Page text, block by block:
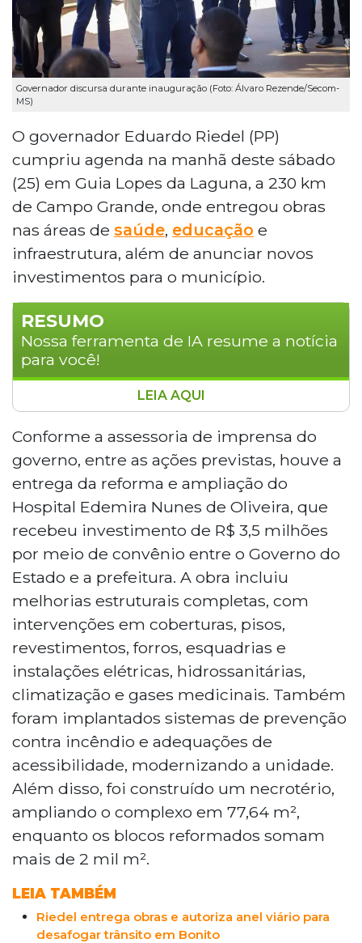
Governador discursa durante inauguração (Foto: Álvaro Rezende/Secom-
MS)
O governador Eduardo Riedel (PP)
cumpriu agenda na manhã deste sábado
(25) em Guia Lopes da Laguna, a 230 km
de Campo Grande, onde entregou obras
nas áreas de saúde, educação e
infraestrutura, além de anunciar novos
investimentos para o município.
RESUMO
Nossa ferramenta de IA resume a notícia
para você!
Governador Eduardo Riedel entregou
obras em Guia Lopes da Laguna neste
sábado, com destaque para a reforma do
Hospital Edemira Nunes de Oliveira, que
recebeu R$ 3,5 milhões em melhorias
estruturais e um necrotério. Foram
também inauguradas uma ponte de
concreto sobre o Rio Feio, por R$ 1,9
milhão, e a ampliação da Escola Estadual
Alziro Lopes, por R$ 2,1 milhões. O
governador anunciou ainda R$ 1,7 milhão
para equipamentos hospitalares.
LEIA AQUI
Conforme a assessoria de imprensa do
governo, entre as ações previstas, houve a
entrega da reforma e ampliação do
Hospital Edemira Nunes de Oliveira, que
recebeu investimento de R$ 3,5 milhões
por meio de convênio entre o Governo do
Estado e a prefeitura. A obra incluiu
melhorias estruturais completas, com
intervenções em coberturas, pisos,
revestimentos, forros, esquadrias e
instalações elétricas, hidrossanitárias,
climatização e gases medicinais. Também
foram implantados sistemas de prevenção
contra incêndio e adequações de
acessibilidade, modernizando a unidade.
Além disso, foi construído um necrotério,
ampliando o complexo em 77,64 m²,
enquanto os blocos reformados somam
mais de 2 mil m².
LEIA TAMBÉM
Riedel entrega obras e autoriza anel viário para
desafogar trânsito em Bonito